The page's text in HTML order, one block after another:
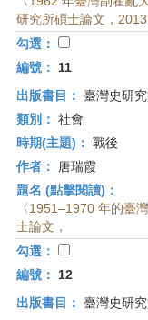
研究所碩士論文，2013
勾選：
編號：
11
出版書目： 臺灣史研
類別： 社會
時期(主題)： 戰後
作者：
唐瑞霞
題名 (點擊閱讀)：
〈1951–1970 年的臺
士論文，
勾選：
編號：
12
出版書目： 臺灣史研